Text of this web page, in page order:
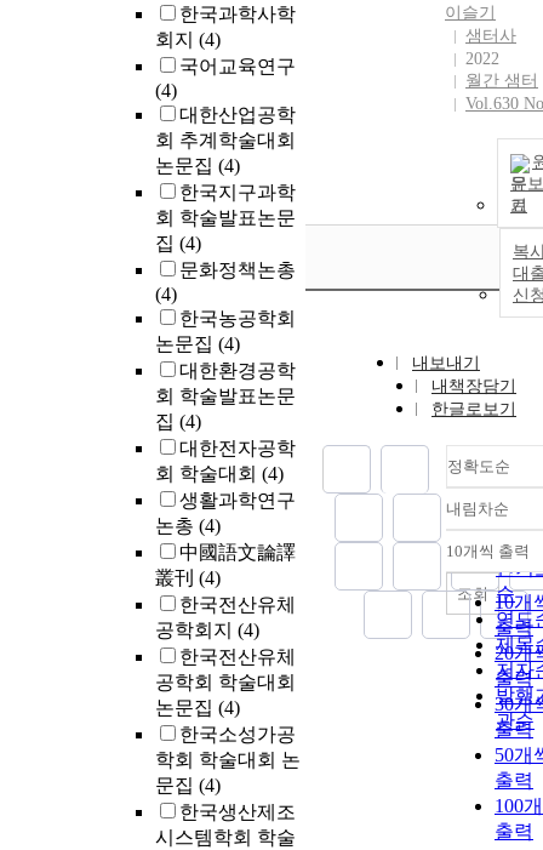
한국과학사학
회지 (4)
국어교육연구
(4)
대한산업공학
회 추계학술대회
논문집 (4)
한국지구과학
회 학술발표논문
집 (4)
문화정책논총
(4)
한국농공학회
논문집 (4)
대한환경공학
회 학술발표논문
집 (4)
대한전자공학
회 학술대회 (4)
생활과학연구
논총 (4)
中國語文論譯
叢刊 (4)
한국전산유체
공학회지 (4)
한국전산유체
공학회 학술대회
논문집 (4)
한국소성가공
학회 학술대회 논
문집 (4)
한국생산제조
시스템학회 학술
이슬기
샘터사
2022
월간 샘터
Vol.630
문보
기
복
대
신
내보내기
내책장담기
한글로보기
정확도순
정확
순
인기
순
연도
제목
저자
발행
관순
내림차순
내림
10개씩 출력
10개
출력
20개
출력
30개
출력
50개
출력
100
출력
조회